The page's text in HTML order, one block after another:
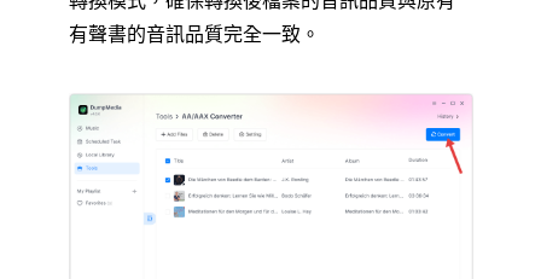
有聲書的音訊品質完全一致。